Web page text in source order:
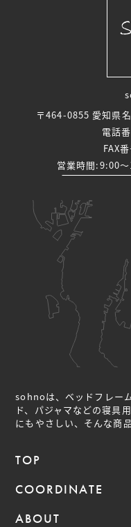
〒464-0855 愛知県
電話
FAX
営業時間:9:00
sohnoは、ベッドフレー
ド、パジャマなどの寝具
にもやさしい、そんな商
TOP
COORDINATE
ABOUT